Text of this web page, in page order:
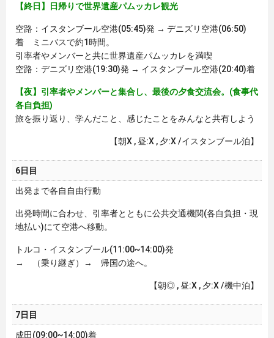
【終日】日帰りで世界遺産パムッカレ観光
空路：イスタンブール空港(05:45)発 → デニズリ空港(06:50)
着 ミニバスで約1時間。
引率者やメンバーと共に世界遺産パムッカレを満喫
空路：デニズリ空港(19:30)発 → イスタンブール空港(20:40)着
【夜】引率者やメンバーと集合し、最後の夕食交流会。(食事代
各自負担)
旅を振り返り、学んだこと、感じたことをみんなと共有しよう
【朝X , 昼:X , 夕:X /イスタンブール泊】
6日目
出発まで各自自由行動
出発時間に合わせ、引率者とともに公共交通機関(各自負担・現
地払い)にて空港へ移動。
トルコ・イスタンブール(11:00~14:00)発
→ （乗り継ぎ）→ 帰国の途へ。
【朝◎ , 昼:X , 夕:X /機中泊】
7日目
成田(09:00~14:00)着